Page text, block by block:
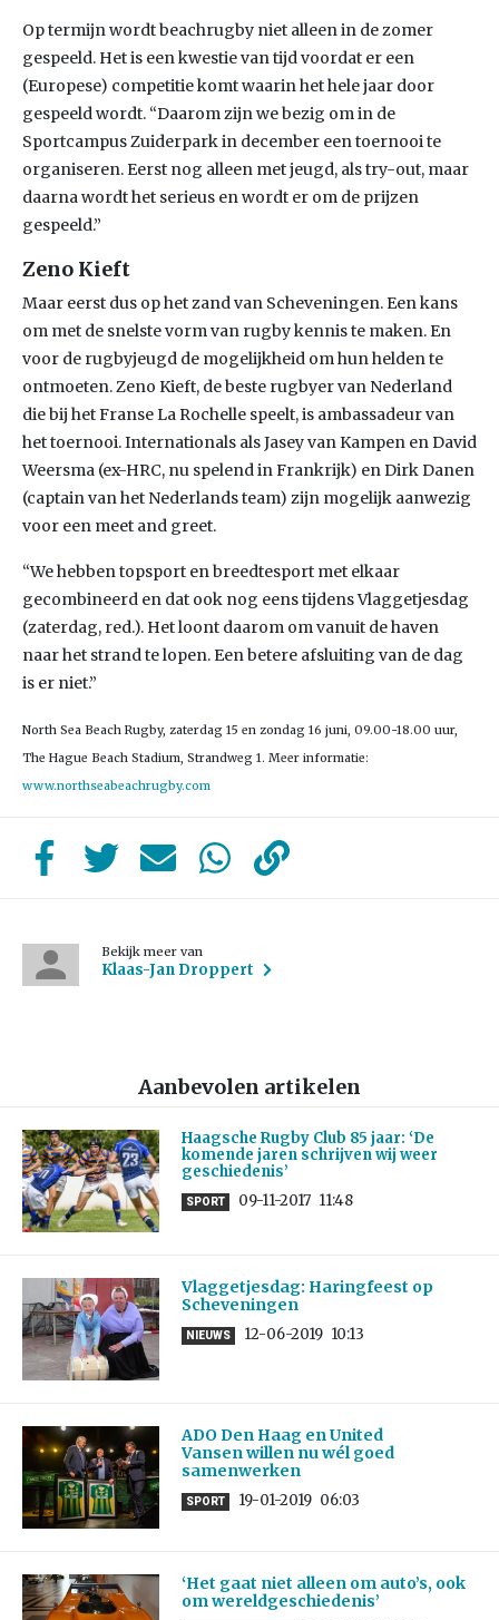
Op termijn wordt beachrugby niet alleen in de zomer
gespeeld. Het is een kwestie van tijd voordat er een
(Europese) competitie komt waarin het hele jaar door
gespeeld wordt. “Daarom zijn we bezig om in de
Sportcampus Zuiderpark in december een toernooi te
organiseren. Eerst nog alleen met jeugd, als try-out, maar
daarna wordt het serieus en wordt er om de prijzen
gespeeld.”
Zeno Kieft
Maar eerst dus op het zand van Scheveningen. Een kans
om met de snelste vorm van rugby kennis te maken. En
voor de rugbyjeugd de mogelijkheid om hun helden te
ontmoeten. Zeno Kieft, de beste rugbyer van Nederland
die bij het Franse La Rochelle speelt, is ambassadeur van
het toernooi. Internationals als Jasey van Kampen en David
Weersma (ex-HRC, nu spelend in Frankrijk) en Dirk Danen
(captain van het Nederlands team) zijn mogelijk aanwezig
voor een meet and greet.
“We hebben topsport en breedtesport met elkaar
gecombineerd en dat ook nog eens tijdens Vlaggetjesdag
(zaterdag, red.). Het loont daarom om vanuit de haven
naar het strand te lopen. Een betere afsluiting van de dag
is er niet.”
North Sea Beach Rugby, zaterdag 15 en zondag 16 juni, 09.00-18.00 uur,
The Hague Beach Stadium, Strandweg 1. Meer informatie:
www.northseabeachrugby.com
Bekijk meer van
Klaas-Jan Droppert
Aanbevolen artikelen
Haagsche Rugby Club 85 jaar: ‘De
komende jaren schrijven wij weer
geschiedenis’
SPORT 09-11-2017 11:48
Vlaggetjesdag: Haringfeest op
Scheveningen
NIEUWS 12-06-2019 10:13
ADO Den Haag en United
Vansen willen nu wél goed
samenwerken
SPORT 19-01-2019 06:03
‘Het gaat niet alleen om auto’s, ook
om wereldgeschiedenis’